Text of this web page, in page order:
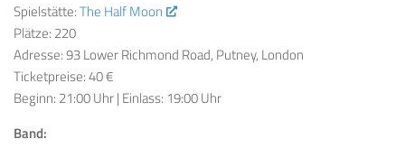
Spielstätte:The Half Moon
Plätze: 220
Adresse: 93 Lower Richmond Road, Putney, London
Ticketpreise: 40 €
Beginn: 21:00 Uhr | Einlass: 19:00 Uhr
Band: